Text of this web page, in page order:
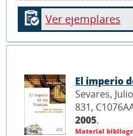
Ver ejemplares
El imperio
Sevares,
831,
2005.
Material